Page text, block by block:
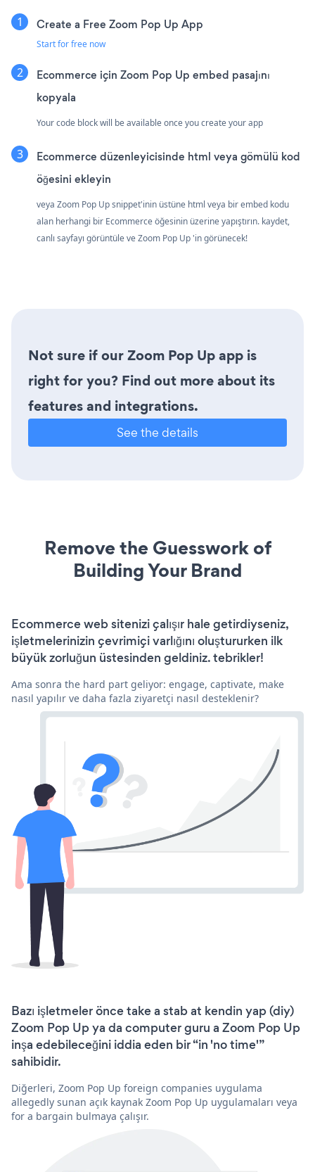
Create a Free Zoom Pop Up App
Start for free now
Ecommerce için Zoom Pop Up embed pasajını
kopyala
Your code block will be available once you create your app
Ecommerce düzenleyicisinde html veya gömülü kod
öğesini ekleyin
veya Zoom Pop Up snippet'inin üstüne html veya bir embed kodu
alan herhangi bir Ecommerce öğesinin üzerine yapıştırın. kaydet,
canlı sayfayı görüntüle ve Zoom Pop Up 'in görünecek!
Not sure if our Zoom Pop Up app is
right for you? Find out more about its
features and integrations.
See the details
Remove the Guesswork of
Building Your Brand
Ecommerce web sitenizi çalışır hale getirdiyseniz,
işletmelerinizin çevrimiçi varlığını oluştururken ilk
büyük zorluğun üstesinden geldiniz. tebrikler!
Ama sonra the hard part geliyor: engage, captivate, make
nasıl yapılır ve daha fazla ziyaretçi nasıl desteklenir?
Bazı işletmeler önce take a stab at kendin yap (diy)
Zoom Pop Up ya da computer guru a Zoom Pop Up
inşa edebileceğini iddia eden bir “in 'no time'”
sahibidir.
Diğerleri, Zoom Pop Up foreign companies uygulama
allegedly sunan açık kaynak Zoom Pop Up uygulamaları veya
for a bargain bulmaya çalışır.